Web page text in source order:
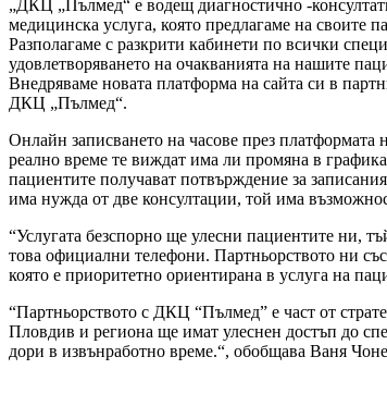
„ДКЦ „Пълмед“ е водещ диагностично -
медицинска услуга, която предлагаме на своите
Разполагаме с разкрити кабинети по всички
удовлетворяването на очакванията на нашите
Внедряваме новата платформа на сайта си в
ДКЦ „Пълмед“.
Онлайн записването на часове през
реално време те виждат има ли промяна в
пациентите получават потвърждение за
има нужда от две консултации, той има
“Услугата безспорно ще улесни пациентите ни,
това официални телефони. Партньорството ни
която е приоритетно ориентирана в услуга на
“Партньорството с ДКЦ “Пълмед” е част от
Пловдив и региона ще имат улеснен достъп до
дори в извънработно време.“, обобщава Ваня